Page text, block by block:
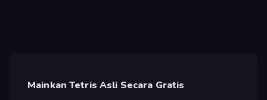
Mainkan Tetris Asli Secara Gratis